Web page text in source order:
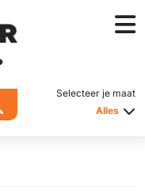
Selecteer je maat
Alles